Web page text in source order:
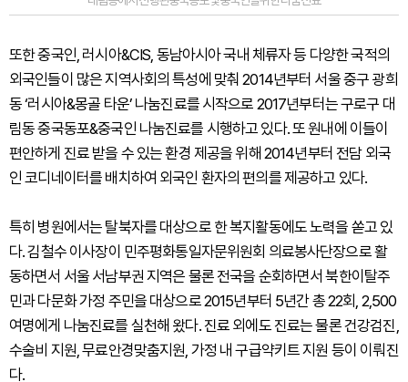
또한 중국인, 러시아&CIS, 동남아시아 국내 체류자 등 다양한 국적의
외국인들이 많은 지역사회의 특성에 맞춰 2014년부터 서울 중구 광희
동 ‘러시아&몽골 타운’ 나눔진료를 시작으로 2017년부터는 구로구 대
림동 중국동포&중국인 나눔진료를 시행하고 있다. 또 원내에 이들이
편안하게 진료 받을 수 있는 환경 제공을 위해 2014년부터 전담 외국
인 코디네이터를 배치하여 외국인 환자의 편의를 제공하고 있다.
특히 병원에서는 탈북자를 대상으로 한 복지활동에도 노력을 쏟고 있
다. 김철수 이사장이 민주평화통일자문위원회 의료봉사단장으로 활
동하면서 서울 서남부권 지역은 물론 전국을 순회하면서 북한이탈주
민과 다문화 가정 주민을 대상으로 2015년부터 5년간 총 22회, 2,500
여명에게 나눔진료를 실천해 왔다. 진료 외에도 진료는 물론 건강검진,
수술비 지원, 무료안경맞춤지원, 가정 내 구급약키트 지원 등이 이뤄진
다.